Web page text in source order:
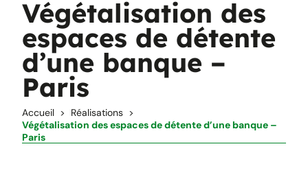
Végétalisation des
espaces de détente
d’une banque –
Paris
Accueil
Réalisations
Végétalisation des espaces de détente d’une banque –
Paris